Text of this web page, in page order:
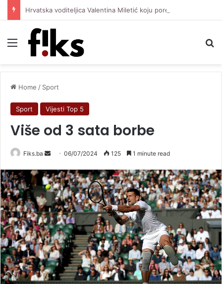
Menu
Home / Sport
Sport Vijesti Top 5
Više od 3 sata borbe
Fiks.ba
Send
email
06/07/2024 125 1 minute read